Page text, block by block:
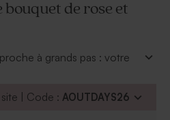
de rose et
à grands pas : votre
| Code : AOUTDAYS26